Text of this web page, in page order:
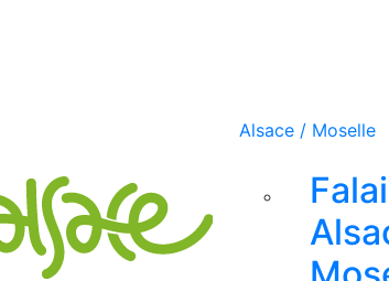
Alsace / Moselle